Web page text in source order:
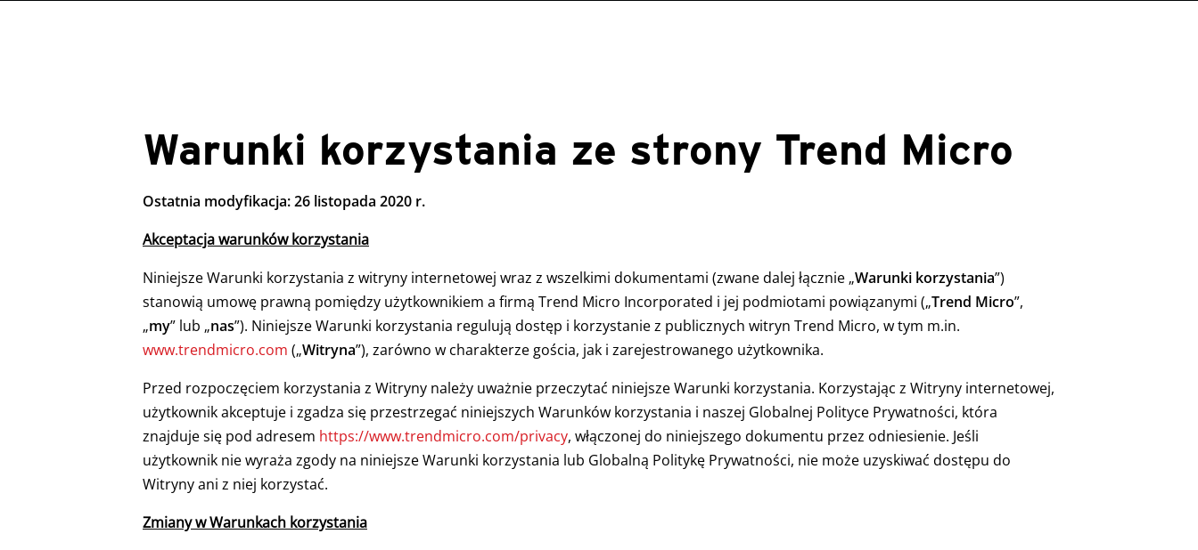
Warunki korzystania ze strony Trend Micro
Ostatnia modyfikacja: 26 listopada 2020 r.
Akceptacja warunków korzystania
Niniejsze Warunki korzystania z witryny internetowej wraz z wszelkimi dokumentami (zwane dalej łącznie „Warunki korzystania”)
stanowią umowę prawną pomiędzy użytkownikiem a firmą Trend Micro Incorporated i jej podmiotami powiązanymi („Trend Micro”,
„my” lub „nas”). Niniejsze Warunki korzystania regulują dostęp i korzystanie z publicznych witryn Trend Micro, w tym m.in.
www.trendmicro.com („Witryna”), zarówno w charakterze gościa, jak i zarejestrowanego użytkownika.
Przed rozpoczęciem korzystania z Witryny należy uważnie przeczytać niniejsze Warunki korzystania. Korzystając z Witryny internetowej,
użytkownik akceptuje i zgadza się przestrzegać niniejszych Warunków korzystania i naszej Globalnej Polityce Prywatności, która
znajduje się pod adresem https://www.trendmicro.com/privacy, włączonej do niniejszego dokumentu przez odniesienie. Jeśli
użytkownik nie wyraża zgody na niniejsze Warunki korzystania lub Globalną Politykę Prywatności, nie może uzyskiwać dostępu do
Witryny ani z niej korzystać.
Zmiany w Warunkach korzystania
Products
Products
Products